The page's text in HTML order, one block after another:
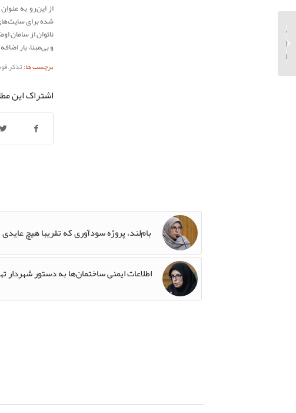
از این‌رو به
شده برای
ناتوان از سامان
و بی‌مبنا، بار
برچسب ها:تذکر,
اشتراک این
بام‌لند، پروژه سودآوری که تقریبا هیچ
اطلاعات ایمنی ساختمان‌ها به دستور